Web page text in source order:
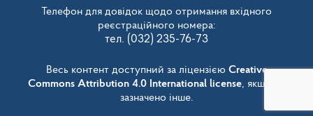
Телефон для довідок щодо отримання вхідного
реєстраційного номера:
тел. (032) 235-76-73
Весь контент доступний за ліцензією Creative
Commons Attribution 4.0 International license, якщо не
зазначено інше.